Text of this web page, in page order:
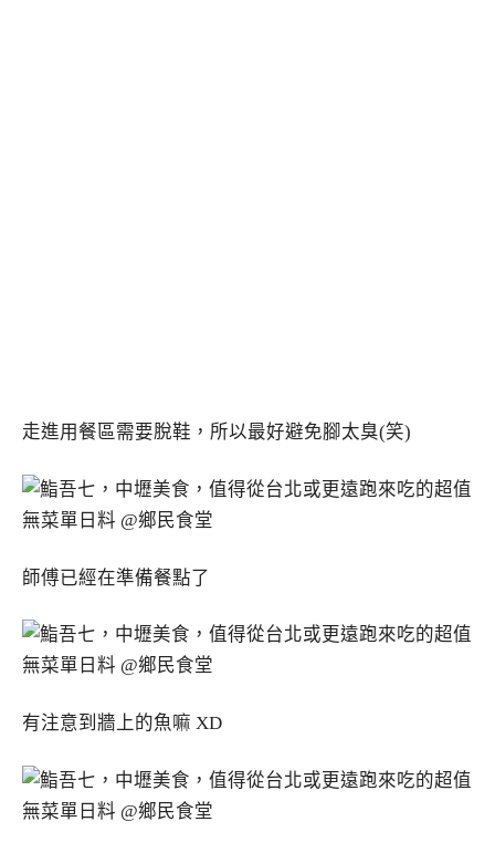
走進用餐區需要脫鞋，所以最好避免腳太臭(笑)
師傅已經在準備餐點了
有注意到牆上的魚嘛 XD